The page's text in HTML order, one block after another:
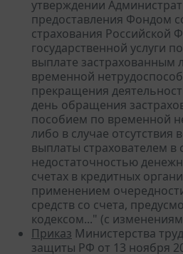
утверждении
предоставления Фондом
страхования Российской
государственной услуги
выплате застрахованным
временной
прекращения
день обращения
пособием по временной
либо в случае отсутствия
выплаты страхователем в
недостаточностью
счетах в кредитных
применением
средств со счета,
кодексом..." (с
Приказ Министерства
защиты РФ от 13 ноября